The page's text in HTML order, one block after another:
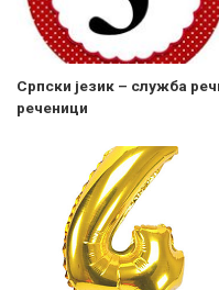
Српски језик – служба
реченици